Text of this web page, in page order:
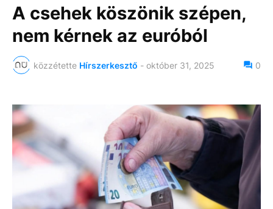
A csehek köszönik szépen,
nem kérnek az euróból
közzétette Hírszerkesztő - október 31, 2025 0